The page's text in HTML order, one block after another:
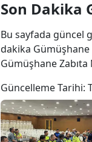
Son Dakika
Bu sayfada güncel
dakika Gümüşhane
Gümüşhane
Güncelleme Tarihi: